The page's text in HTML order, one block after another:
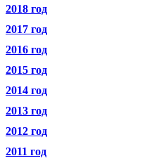
2018 год
2017 год
2016 год
2015 год
2014 год
2013 год
2012 год
2011 год